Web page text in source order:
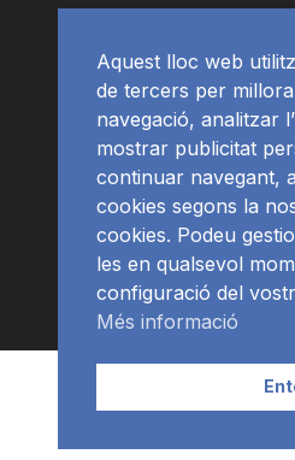
APP
Aquest lloc web
de tercers per
navegació, analitzar
mostrar publicitat
continuar navegant,
cookies segons la
cookies. Podeu
les en qualsevol
configuració del
Més informació